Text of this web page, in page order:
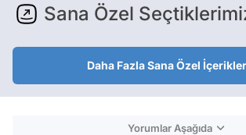
Sana Özel
Daha Fazla Sana Özel İçerikler
Yorumlar Aşağıda